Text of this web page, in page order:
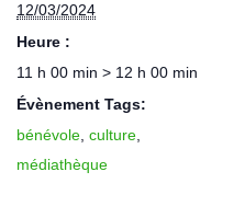
12/03/2024
Heure :
11 h 00 min > 12 h 00 min
Évènement Tags:
bénévole culture
médiathèque